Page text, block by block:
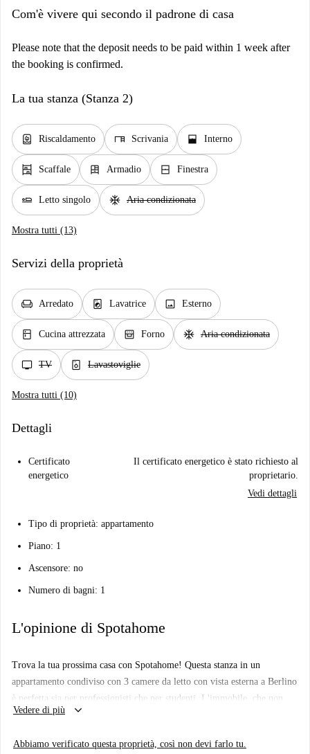
Com'è vivere qui secondo il padrone di casa
Please note that the deposit needs to be paid within 1 week after
the booking is confirmed.
La tua stanza (Stanza 2)
water_heater Riscaldamento desk Scrivania window_open Interno
shelves Scaffale dresser Armadio window_closed Finestra
airline_seat_flat Letto singolo ac_unit Aria condizionata
Mostra tutti (13)
Servizi della proprietà
chair Arredato local_laundry_service Lavatrice image Esterno
kitchen Cucina attrezzata oven_gen Forno ac_unit Aria condizionata
tv TV dishwasher_gen Lavastoviglie
Mostra tutti (10)
Dettagli
Certificato
energetico
Il certificato energetico è stato richiesto al
proprietario.
Vedi dettagli
Tipo di proprietà: appartamento
Piano: 1
Ascensore: no
Numero di bagni: 1
L'opinione di Spotahome
Trova la tua prossima casa con Spotahome! Questa stanza in un
appartamento condiviso con 3 camere da letto con vista esterna a Berlino
è perfetta sia per professionisti che per studenti. L'immobile, che non
può ospitare coppie, è arredato e dotato di una cucina ben attrezzata con
e Wi-Fi sono incluse e l'appartamento è stato verificato personalmente da
Vedere di più keyboard_arrow_down
Abbiamo verificato questa proprietà, così non devi farlo tu.